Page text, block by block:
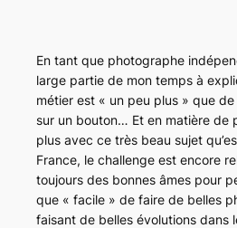
En tant que photographe
large partie de mon temps à
métier est « un peu plus » que
sur un bouton… Et en matière de
plus avec ce très beau sujet
France, le challenge est encore
toujours des bonnes âmes pour
que « facile » de faire de belles
faisant de belles évolutions dans